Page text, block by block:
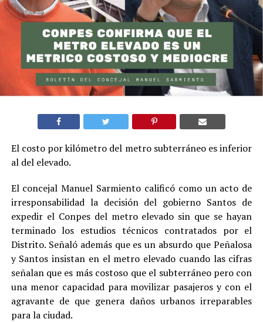
El costo por kilómetro del metro subterráneo es inferior
al del elevado.
El concejal Manuel Sarmiento calificó como un acto de
irresponsabilidad la decisión del gobierno Santos de
expedir el Conpes del metro elevado sin que se hayan
terminado los estudios técnicos contratados por el
Distrito. Señaló además que es un absurdo que Peñalosa
y Santos insistan en el metro elevado cuando las cifras
señalan que es más costoso que el subterráneo pero con
una menor capacidad para movilizar pasajeros y con el
agravante de que genera daños urbanos irreparables
para la ciudad.